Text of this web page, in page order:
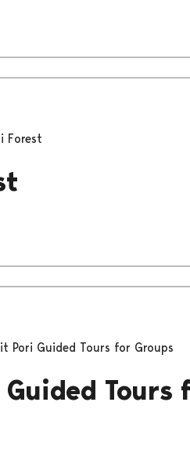
Forest
Pori Guided Tours for Groups
Tours